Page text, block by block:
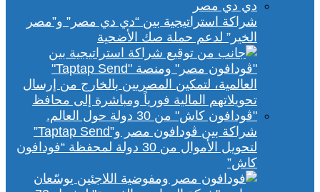
شراكة استراتيجية بين “دي دي مصر” و”مصر
الخير” لدعم حملة صك الأضحية
شراكة بين ڤودافون مصر و”Taptap Send”
لتحويل الأموال من 30 دولة لمحفظة “فودافون
كاش”